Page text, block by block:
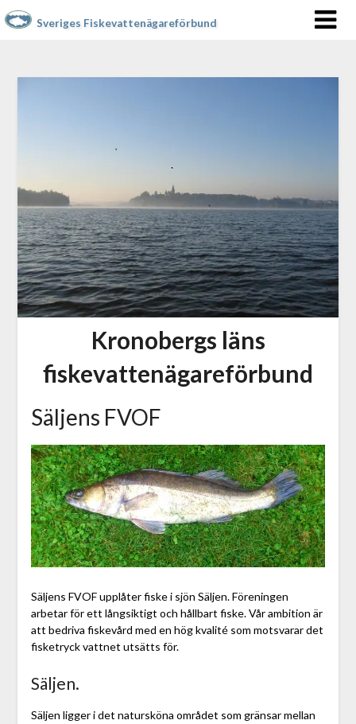
Sveriges Fiskevattenägareförbund
Kronobergs läns
fiskevattenägareförbund
Säljens FVOF
Säljens FVOF upplåter fiske i sjön Säljen. Föreningen
arbetar för ett långsiktigt och hållbart fiske. Vår ambition är
att bedriva fiskevård med en hög kvalité som motsvarar det
fisketryck vattnet utsätts för.
Säljen.
Säljen ligger i det natursköna området som gränsar mellan